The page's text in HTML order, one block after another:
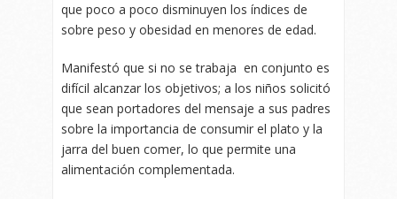
que poco a poco disminuyen los índices de
sobre peso y obesidad en menores de edad.
Manifestó que si no se trabaja en conjunto es
difícil alcanzar los objetivos; a los niños solicitó
que sean portadores del mensaje a sus padres
sobre la importancia de consumir el plato y la
jarra del buen comer, lo que permite una
alimentación complementada.